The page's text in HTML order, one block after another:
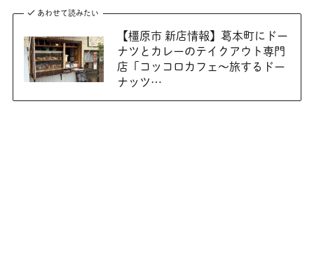
あわせて読みたい
【橿原市 新店情報】葛本町にドー
ナツとカレーのテイクアウト専門
店「コッコロカフェ〜旅するドー
ナッツ…